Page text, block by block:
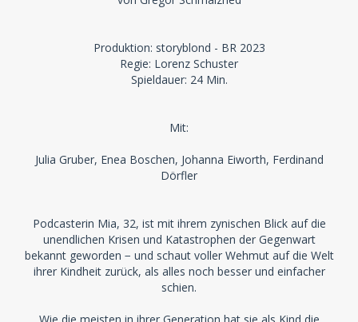
Produktion: storyblond - BR 2023
Regie: Lorenz Schuster
Spieldauer: 24 Min.
Mit:
Julia Gruber, Enea Boschen, Johanna Eiworth, Ferdinand
Dörfler
Podcasterin Mia, 32, ist mit ihrem zynischen Blick auf die
unendlichen Krisen und Katastrophen der Gegenwart
bekannt geworden − und schaut voller Wehmut auf die Welt
ihrer Kindheit zurück, als alles noch besser und einfacher
schien.